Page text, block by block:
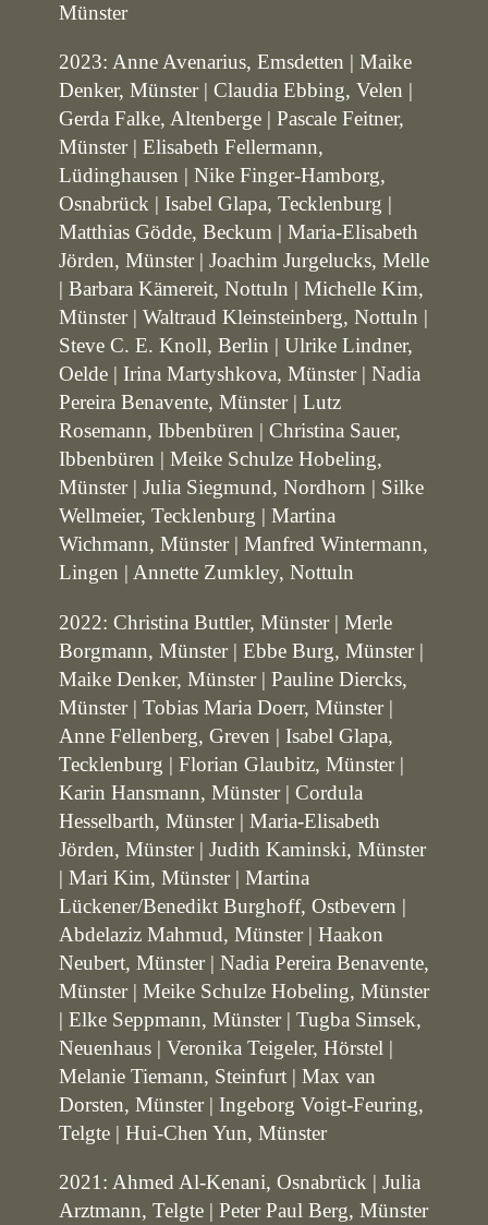
Münster
2023: Anne Avenarius, Emsdetten | Maike
Denker, Münster | Claudia Ebbing, Velen |
Gerda Falke, Altenberge | Pascale Feitner,
Münster | Elisabeth Fellermann,
Lüdinghausen | Nike Finger-Hamborg,
Osnabrück | Isabel Glapa, Tecklenburg |
Matthias Gödde, Beckum | Maria-Elisabeth
Jörden, Münster | Joachim Jurgelucks, Melle
| Barbara Kämereit, Nottuln | Michelle Kim,
Münster | Waltraud Kleinsteinberg, Nottuln |
Steve C. E. Knoll, Berlin | Ulrike Lindner,
Oelde | Irina Martyshkova, Münster | Nadia
Pereira Benavente, Münster | Lutz
Rosemann, Ibbenbüren | Christina Sauer,
Ibbenbüren | Meike Schulze Hobeling,
Münster | Julia Siegmund, Nordhorn | Silke
Wellmeier, Tecklenburg | Martina
Wichmann, Münster | Manfred Wintermann,
Lingen | Annette Zumkley, Nottuln
2022: Christina Buttler, Münster | Merle
Borgmann, Münster | Ebbe Burg, Münster |
Maike Denker, Münster | Pauline Diercks,
Münster | Tobias Maria Doerr, Münster |
Anne Fellenberg, Greven | Isabel Glapa,
Tecklenburg | Florian Glaubitz, Münster |
Karin Hansmann, Münster | Cordula
Hesselbarth, Münster | Maria-Elisabeth
Jörden, Münster | Judith Kaminski, Münster
| Mari Kim, Münster | Martina
Lückener/Benedikt Burghoff, Ostbevern |
Abdelaziz Mahmud, Münster | Haakon
Neubert, Münster | Nadia Pereira Benavente,
Münster | Meike Schulze Hobeling, Münster
| Elke Seppmann, Münster | Tugba Simsek,
Neuenhaus | Veronika Teigeler, Hörstel |
Melanie Tiemann, Steinfurt | Max van
Dorsten, Münster | Ingeborg Voigt-Feuring,
Telgte | Hui-Chen Yun, Münster
2021: Ahmed Al-Kenani, Osnabrück | Julia
Arztmann, Telgte | Peter Paul Berg, Münster